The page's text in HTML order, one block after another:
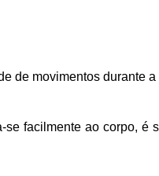
de movimentos durante
facilmente ao corpo,